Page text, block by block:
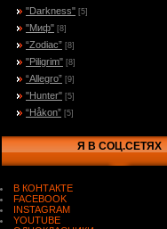
"Darkness" [5]
"Миф" [8]
“Zodiac” [8]
"Piligrim" [8]
“Allegro” [9]
"Hunter" [5]
“Håkon” [5]
Я В СОЦ.СЕТЯХ
В КОНТАКТЕ
FACEBOOK
INSTAGRAM
YOUTUBE